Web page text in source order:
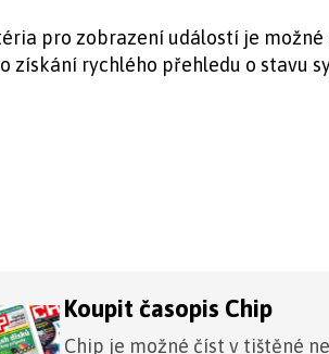
pro zobrazení událostí je
získání rychlého přehledu o stavu
Koupit časopis Chip
Chip je možné číst v tištěné